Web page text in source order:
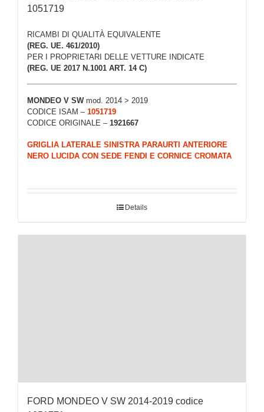
1051719
RICAMBI DI QUALITÀ EQUIVALENTE
(REG. UE. 461/2010)
PER I PROPRIETARI DELLE VETTURE INDICATE
(REG. UE 2017 N.1001 ART. 14 C)
MONDEO V SW mod. 2014 > 2019
CODICE ISAM – 1051719
CODICE ORIGINALE – 1921667
GRIGLIA LATERALE SINISTRA PARAURTI ANTERIORE
NERO LUCIDA CON SEDE FENDI E CORNICE CROMATA
Details
FORD MONDEO V SW 2014-2019 codice